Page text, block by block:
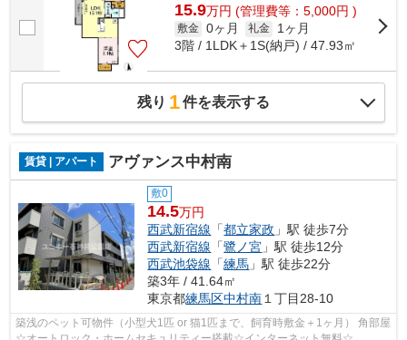
15.9万円 (管理費等：5,000円 )
敷金 0ヶ月 礼金
1ヶ月
3階 / 1LDK＋1S(納戸) / 47.93㎡
残り 1件を表示する
賃貸 | アパート アヴァンス中村南
敷0
14.5万円
西武新宿線 「都立家政 」駅 徒歩7分
西武新宿線 「鷺ノ宮 」駅 徒歩12分
西武池袋線 「練馬 」駅 徒歩22分
築3年 / 41.64㎡
東京都練馬区中村南１丁目28-10
築浅のペット可物件（小型犬1匹 or 猫1匹まで、飼育時敷金＋1ヶ月） 角部屋